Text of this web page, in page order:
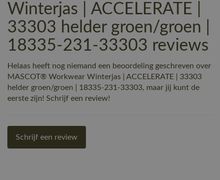
Winterjas | ACCELERATE |
33303 helder groen/groen |
18335-231-33303 reviews
Helaas heeft nog niemand een beoordeling geschreven over
MASCOT® Workwear Winterjas | ACCELERATE | 33303
helder groen/groen | 18335-231-33303, maar jij kunt de
eerste zijn! Schrijf een review!
Schrijf een review